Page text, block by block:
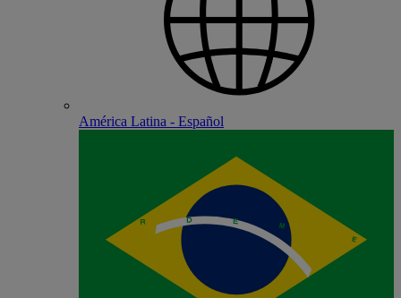
América Latina - Español